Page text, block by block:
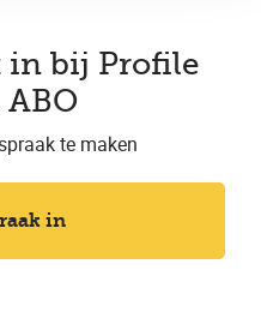
in bij Profile
te maken
in